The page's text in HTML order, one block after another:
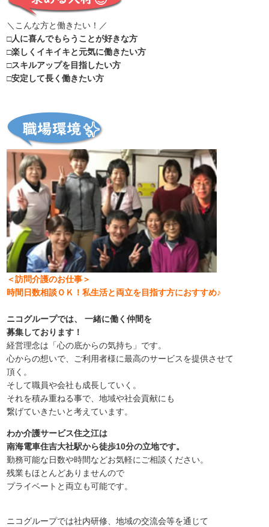
＼こんな方と働きたい！／
□人に喜んでもらうことが好きな方
□楽しくイキイキと元気に働きたい方
□スキルアップを目指したい方
□安定して長く働きたい方
＜訪問介護のお仕事＞
時間日数相談ＯＫ！私生活と両立を目指す方におすすめ♪
ニコグループでは、 ⼀緒に働く仲間を
募集しております！
経営理念は「心の底からの気持ち」です。
心からの想いで、ご利用者様に最高のサービスを提供させて
頂く。
そして職員や会社も成長していく。
それを積み重ねる事で、地域や社会貢献にも
繋げていきたいと考えています。
わか介護サービス住之江は
南海電車住吉大社駅から徒歩10分の立地です。
勤務可能な日数や時間などお気軽にご相談ください。
残業もほとんどありませんので
プライベートと両立も可能です。
ニコグループでは社内研修、地域の交流会等を通じて